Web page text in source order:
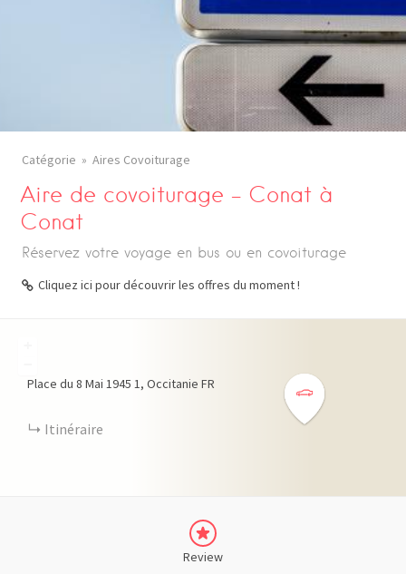
Catégorie Aires Covoiturage
Aire de covoiturage – Conat à
Conat
Réservez votre voyage en bus ou en covoiturage
Cliquez ici pour découvrir les offres du moment !
Place du 8 Mai 1945 1 Occitanie FR
Itinéraire
Review